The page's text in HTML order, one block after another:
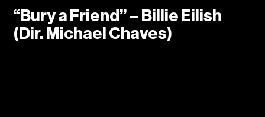
“Bury a Friend” – Billie Eilish
(Dir. Michael Chaves)